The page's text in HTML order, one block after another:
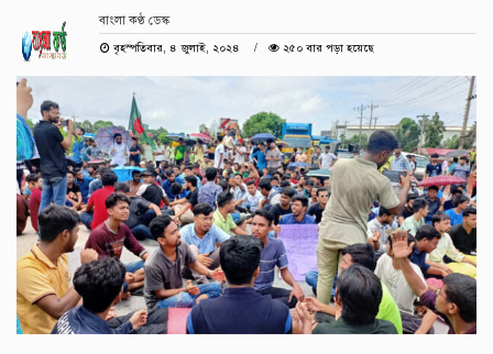
বাংলা কণ্ঠ ডেস্ক
বৃহস্পতিবার, ৪ জুলাই, ২০২৪
২৫০ বার পড়া হয়েছে